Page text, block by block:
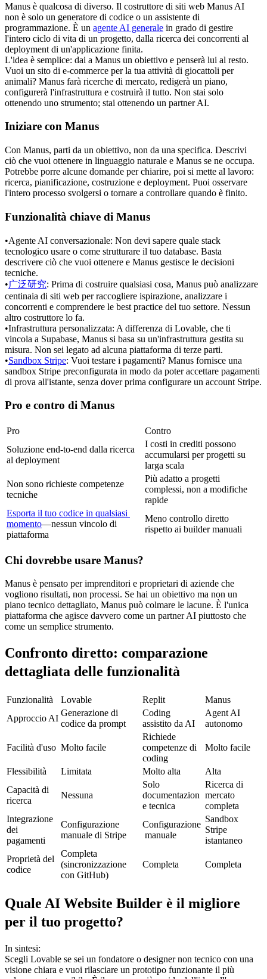
Manus è qualcosa di diverso. Il costruttore di siti web Manus AI
non è solo un generatore di codice o un assistente di
programmazione. È un agente AI generale in grado di gestire
l'intero ciclo di vita di un progetto, dalla ricerca dei concorrenti al
deployment di un'applicazione finita.
L'idea è semplice: dai a Manus un obiettivo e penserà lui al resto.
Vuoi un sito di e-commerce per la tua attività di giocattoli per
animali? Manus farà ricerche di mercato, redigerà un piano,
configurerà l'infrastruttura e costruirà il tutto. Non stai solo
ottenendo uno strumento; stai ottenendo un partner AI.
Iniziare con Manus
Con Manus, parti da un obiettivo, non da una specifica. Descrivi
ciò che vuoi ottenere in linguaggio naturale e Manus se ne occupa.
Potrebbe porre alcune domande per chiarire, poi si mette al lavoro:
ricerca, pianificazione, costruzione e deployment. Puoi osservare
l'intero processo svolgersi o tornare a controllare quando è finito.
Funzionalità chiave di Manus
•Agente AI conversazionale: Non devi sapere quale stack
tecnologico usare o come strutturare il tuo database. Basta
descrivere ciò che vuoi ottenere e Manus gestisce le decisioni
tecniche.
•广泛研究: Prima di costruire qualsiasi cosa, Manus può analizzare
centinaia di siti web per raccogliere ispirazione, analizzare i
concorrenti e comprendere le best practice del tuo settore. Nessun
altro costruttore lo fa.
•Infrastruttura personalizzata: A differenza di Lovable, che ti
vincola a Supabase, Manus si basa su un'infrastruttura gestita su
misura. Non sei legato ad alcuna piattaforma di terze parti.
•Sandbox Stripe: Vuoi testare i pagamenti? Manus fornisce una
sandbox Stripe preconfigurata in modo da poter accettare pagamenti
di prova all'istante, senza dover prima configurare un account Stripe.
Pro e contro di Manus
Pro
Contro
Soluzione end-to-end dalla ricerca
al deployment
I costi in crediti possono
accumularsi per progetti su
larga scala
Non sono richieste competenze
tecniche
Più adatto a progetti
complessi, non a modifiche
rapide
Esporta il tuo codice in qualsiasi
momento—nessun vincolo di
piattaforma
Meno controllo diretto
rispetto ai builder manuali
Chi dovrebbe usare Manus?
Manus è pensato per imprenditori e proprietari di aziende che
vogliono risultati, non processi. Se hai un obiettivo ma non un
piano tecnico dettagliato, Manus può colmare le lacune. È l'unica
piattaforma che agisce davvero come un partner AI piuttosto che
come un semplice strumento.
Confronto diretto: comparazione
dettagliata delle funzionalità
Funzionalità Lovable Replit
Manus
Approccio AI
Generazione di
codice da prompt
Coding
assistito da AI
Agent AI
autonomo
Facilità d'uso Molto facile
Richiede
competenze di
coding
Molto facile
Flessibilità Limitata Molto alta
Alta
Capacità di
ricerca
Nessuna
Solo
documentazion
e tecnica
Ricerca di
mercato
completa
Integrazione
dei
pagamenti
Configurazione
manuale di Stripe
Configurazione
manuale
Sandbox
Stripe
istantaneo
Proprietà del
codice
Completa
(sincronizzazione
con GitHub)
Completa Completa
Quale AI Website Builder è il migliore
per il tuo progetto?
In sintesi:
Scegli Lovable se sei un fondatore o designer non tecnico con una
visione chiara e vuoi rilasciare un prototipo funzionante il più